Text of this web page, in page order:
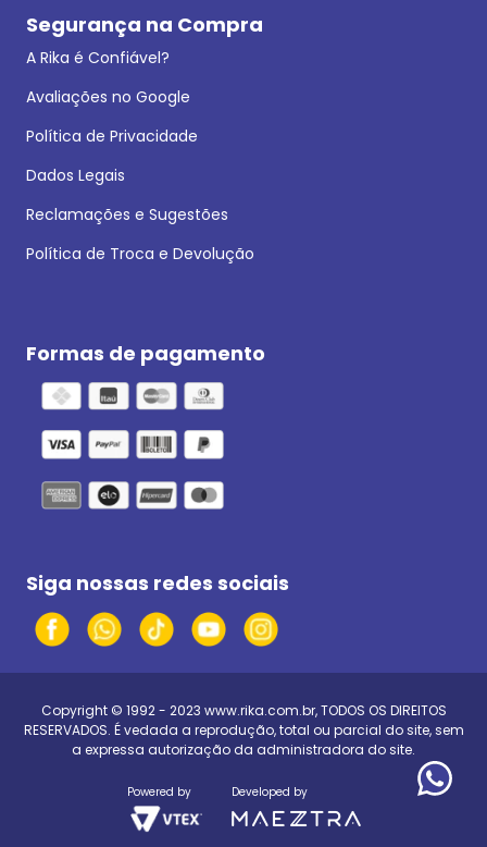
Segurança na Compra
A Rika é Confiável?
Avaliações no Google
Política de Privacidade
Dados Legais
Reclamações e Sugestões
Política de Troca e Devolução
Formas de pagamento
Siga nossas redes sociais
Copyright © 1992 - 2023 www.rika.com.br, TODOS OS DIREITOS
RESERVADOS. É vedada a reprodução, total ou parcial do site, sem
a expressa autorização da administradora do site.
Powered by Developed by